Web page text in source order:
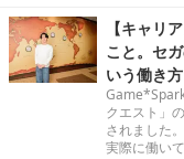
【キャリ
こと。セ
いう働き方
クエスト」
されました
実際に働い